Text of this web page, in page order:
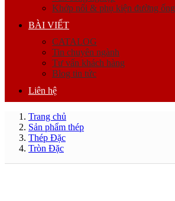
Khớp nối & phụ kiện đường ống
BÀI VIẾT
CATALOG
Tin chuyên ngành
Tư vấn khách hàng
Blog tin tức
Liên hệ
Trang chủ
Sản phẩm thép
Thép Đặc
Tròn Đặc